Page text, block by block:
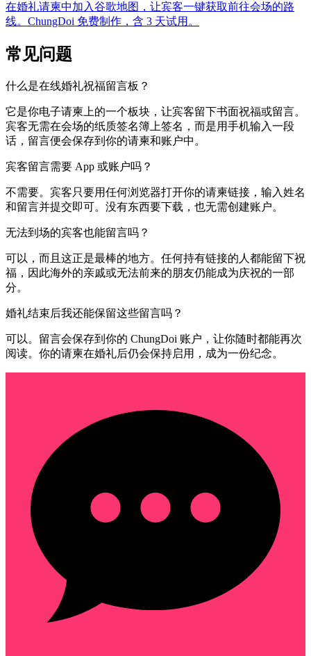
在婚礼请柬中加入谷歌地图，让宾客一键获取前往会场的路
线。ChungDoi 免费制作，含 3 天试用。
常见问题
什么是在线婚礼祝福留言板？
它是你电子请柬上的一个板块，让宾客留下书面祝福或留言。
宾客无需在会场的纸质签名簿上签名，而是用手机输入一段
话，留言便会保存到你的请柬和账户中。
宾客留言需要 App 或账户吗？
不需要。宾客只要用任何浏览器打开你的请柬链接，输入姓名
和留言并提交即可。没有东西要下载，也无需创建账户。
无法到场的宾客也能留言吗？
可以，而且这正是最棒的地方。任何持有链接的人都能留下祝
福，因此海外的亲戚或无法前来的朋友仍能成为庆祝的一部
分。
婚礼结束后我还能保留这些留言吗？
可以。留言会保存到你的 ChungDoi 账户，让你随时都能再次
阅读。你的请柬在婚礼后仍会保持启用，成为一份纪念。